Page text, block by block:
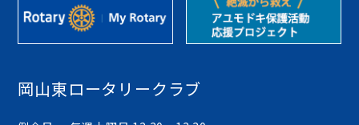
岡山東ロータリークラブ